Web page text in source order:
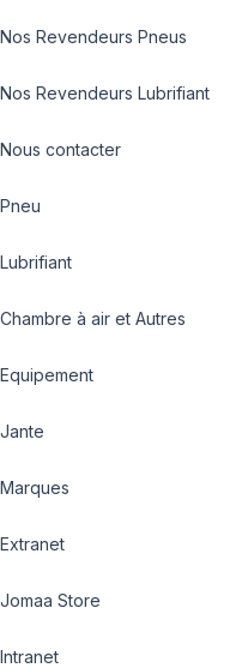
Nos Revendeurs Pneus
Nos Revendeurs Lubrifiant
Nous contacter
Pneu
Lubrifiant
Chambre à air et Autres
Equipement
Jante
Marques
Extranet
Jomaa Store
Intranet